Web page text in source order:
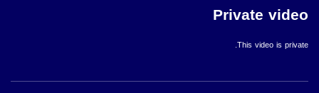
Private video
This video is private.